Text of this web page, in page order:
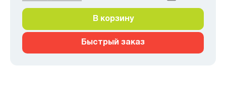
В корзину
Быстрый заказ